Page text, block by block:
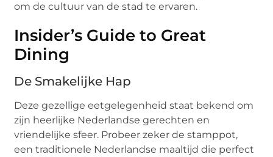
om de cultuur van de stad te ervaren.
Insider’s Guide to Great
Dining
De Smakelijke Hap
Deze gezellige eetgelegenheid staat bekend om
zijn heerlijke Nederlandse gerechten en
vriendelijke sfeer. Probeer zeker de stamppot,
een traditionele Nederlandse maaltijd die perfect